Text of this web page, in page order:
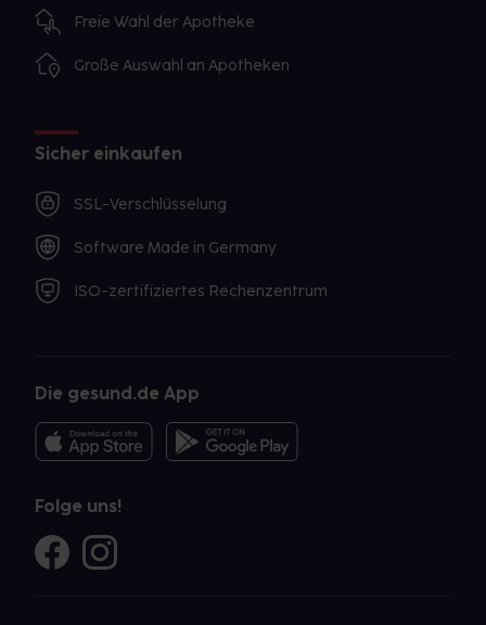
Freie Wahl der Apotheke
Große Auswahl an Apotheken
Sicher einkaufen
SSL-Verschlüsselung
Software Made in Germany
ISO-zertifiziertes Rechenzentrum
Die gesund.de App
Folge uns!